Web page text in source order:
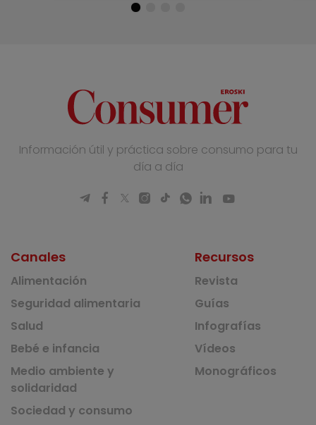
Información útil y práctica sobre consumo para tu
día a día
Canales
Alimentación
Seguridad alimentaria
Salud
Bebé e infancia
Medio ambiente y
solidaridad
Sociedad y consumo
Recursos
Revista
Guías
Infografías
Vídeos
Monográficos